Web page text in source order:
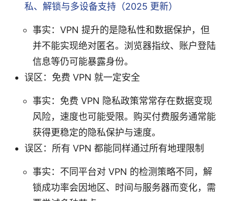
私、解锁与多设备支持（2025 更新）
事实：VPN 提升的是隐私性和数据保护，但
并不能实现绝对匿名。浏览器指纹、账户登陆
信息等仍可能暴露身份。
误区：免费 VPN 就一定安全
事实：免费 VPN 隐私政策常常存在数据变现
风险，速度也可能受限。购买付费服务通常能
获得更稳定的隐私保护与速度。
误区：所有 VPN 都能同样通过所有地理限制
事实：不同平台对 VPN 的检测策略不同，解
锁成功率会因地区、时间与服务器而变化，需